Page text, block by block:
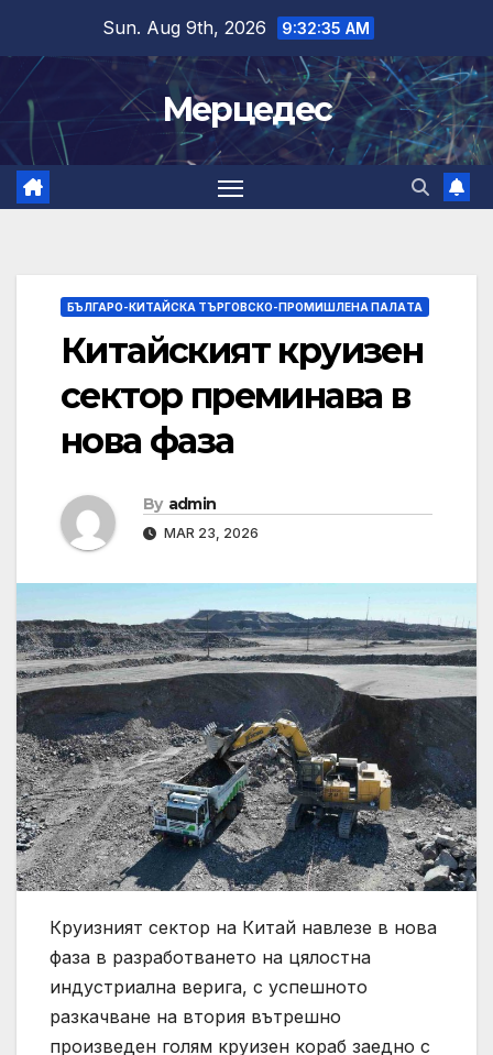
content
Sun. Aug 9th, 2026 9:32:36 AM
Мерцедес
БЪЛГАРО-КИТАЙСКА ТЪРГОВСКО-ПРОМИШЛЕНА ПАЛAТА
Китайският круизен
сектор преминава в
нова фаза
By admin
MAR 23, 2026
Круизният сектор на Китай навлезе в нова
фаза в разработването на цялостна
индустриална верига, с успешното
разкачване на втория вътрешно
произведен голям круизен кораб заедно с